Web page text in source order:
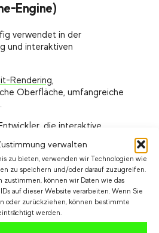
verwalten
zu bieten, verwenden wir Technologien wie
zu speichern und/oder darauf zuzugreifen.
zustimmen, können wir Daten wie das
auf dieser Website verarbeiten. Wenn Sie
oder zurückziehen, können bestimmte
werden.
Engine)
verwendet in der
und interaktiven
Rendering
Oberfläche, umfangreiche
die interaktive
(Realtime-Engine)
für hochqualitative Spiele